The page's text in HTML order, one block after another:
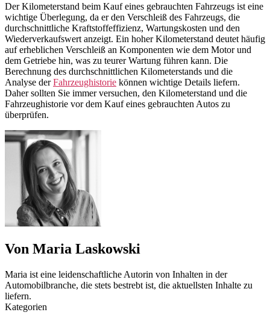
Der Kilometerstand beim Kauf eines gebrauchten Fahrzeugs ist eine
wichtige Überlegung, da er den Verschleiß des Fahrzeugs, die
durchschnittliche Kraftstoffeffizienz, Wartungskosten und den
Wiederverkaufswert anzeigt. Ein hoher Kilometerstand deutet häufig
auf erheblichen Verschleiß an Komponenten wie dem Motor und
dem Getriebe hin, was zu teurer Wartung führen kann. Die
Berechnung des durchschnittlichen Kilometerstands und die
Analyse derFahrzeughistorie können wichtige Details liefern.
Daher sollten Sie immer versuchen, den Kilometerstand und die
Fahrzeughistorie vor dem Kauf eines gebrauchten Autos zu
überprüfen.
Von Maria Laskowski
Maria ist eine leidenschaftliche Autorin von Inhalten in der
Automobilbranche, die stets bestrebt ist, die aktuellsten Inhalte zu
liefern.
Kategorien